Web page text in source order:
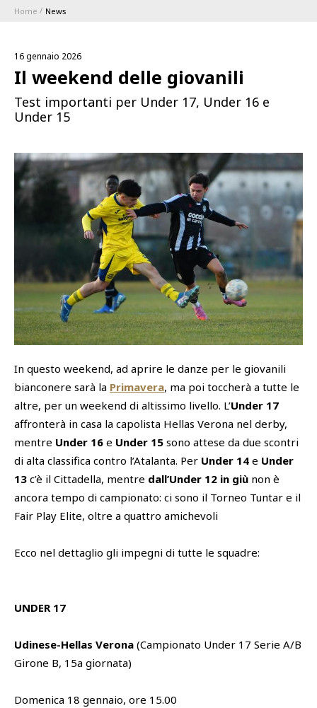
1896 MEMBERSHIP PROGRAM
STAGIONE
Serie A
Coppa Italia
Calendari e Risultati
CLUB
Cattedra Universidad Europea
Esports
BLUENERGY STADIUM
MEETING CENTER
SPONSOR
SQUADRE
PHOTOGALLERY
Home News
16 gennaio 2026
Il weekend delle giovanili
Test importanti per Under 17, Under 16 e
Under 15
In questo weekend, ad aprire le danze per le giovanili
bianconere sarà la Primavera, ma poi toccherà a tutte le
altre, per un weekend di altissimo livello. L’Under 17
affronterà in casa la capolista Hellas Verona nel derby,
mentre Under 16 e Under 15 sono attese da due scontri
di alta classifica contro l’Atalanta. Per Under 14 e Under
13 c’è il Cittadella, mentre dall’Under 12 in giù non è
ancora tempo di campionato: ci sono il Torneo Tuntar e il
Fair Play Elite, oltre a quattro amichevoli
Ecco nel dettaglio gli impegni di tutte le squadre:
UNDER 17
Udinese-Hellas Verona (Campionato Under 17 Serie A/B
Girone B, 15a giornata)
Domenica 18 gennaio, ore 15.00